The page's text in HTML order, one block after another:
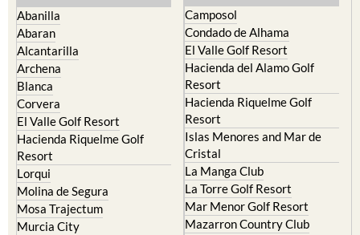
Abanilla
Abaran
Alcantarilla
Archena
Blanca
Corvera
El Valle Golf Resort
Hacienda Riquelme Golf
Resort
Lorqui
Molina de Segura
Mosa Trajectum
Murcia City
Camposol
Condado de Alhama
El Valle Golf Resort
Hacienda del Alamo Golf
Resort
Hacienda Riquelme Golf
Resort
Islas Menores and Mar de
Cristal
La Manga Club
La Torre Golf Resort
Mar Menor Golf Resort
Mazarron Country Club